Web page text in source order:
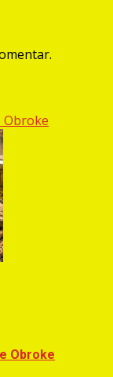
Obroke
Obroke